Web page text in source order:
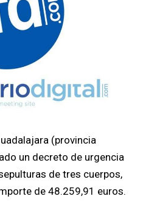
(provincia
un decreto de urgencia
de tres cuerpos,
de 48.259,91 euros.